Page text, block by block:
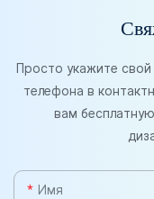
Просто укажите
телефона в
вам
Имя